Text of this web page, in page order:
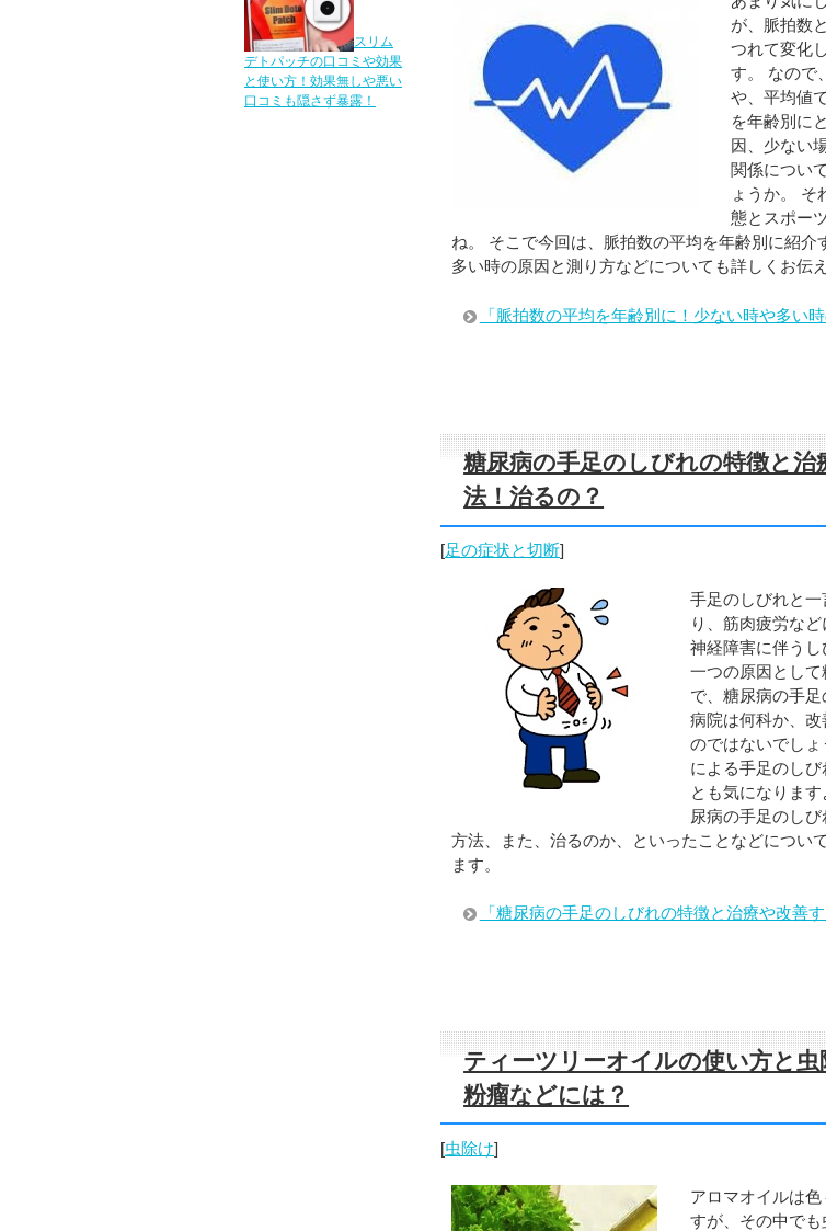
が、脈拍数
つれて変化
す。 なので
や、平均値
を年齢別に
因、少ない
関係につい
ょうか。 そ
態とスポー
ね。 そこで今回は、脈拍数の平均を年齢別に紹介
多い時の原因と測り方などについても詳しくお伝
「脈拍数の平均を年齢別に！少ない時や多い
糖尿病の手足のしびれの特徴と治
法！治るの？
[足の症状と切断]
手足のしびれと
り、筋肉疲労など
神経障害に伴う
一つの原因とし
で、糖尿病の手
病院は何科か、
のではないでし
による手足のし
とも気になりま
尿病の手足のし
方法、また、治るのか、といったことなどについ
ます。
「糖尿病の手足のしびれの特徴と治療や改善
ティーツリーオイルの使い方と
粉瘤などには？
[虫除け]
アロマオイルは
すが、その中で
スリム
デトパッチの口コミや効果
と使い方！効果無しや悪い
口コミも隠さず暴露！